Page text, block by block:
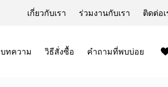
เกี่ยวกับเรา ร่วมงานกับเรา ติดต่อเ
บทความ วิธีสั่งซื้อ คำถามที่พบบ่อย